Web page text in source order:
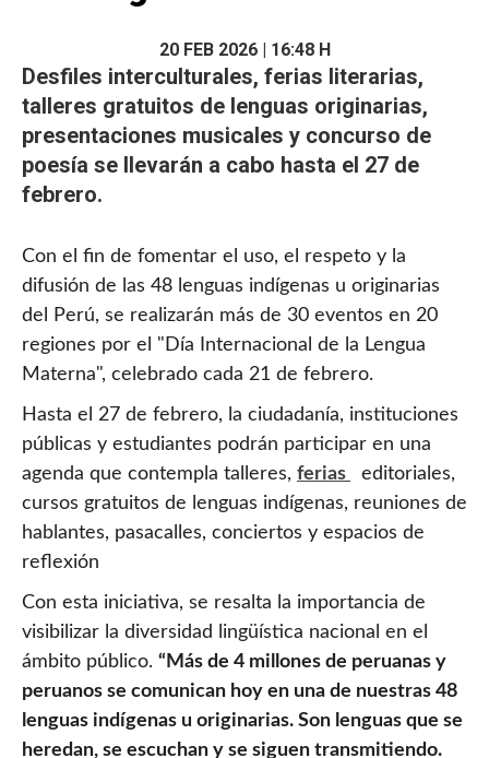
20 FEB 2026 | 16:48 H
Desfiles interculturales, ferias literarias,
talleres gratuitos de lenguas originarias,
presentaciones musicales y concurso de
poesía se llevarán a cabo hasta el 27 de
febrero.
Con el fin de fomentar el uso, el respeto y la
difusión de las 48 lenguas indígenas u originarias
del Perú, se realizarán más de 30 eventos en 20
regiones por el "Día Internacional de la Lengua
Materna", celebrado cada 21 de febrero.
Hasta el 27 de febrero, la ciudadanía, instituciones
públicas y estudiantes podrán participar en una
agenda que contempla talleres, ferias
editoriales,
cursos gratuitos de lenguas indígenas, reuniones de
hablantes, pasacalles, conciertos y espacios de
reflexión
Con esta iniciativa, se resalta la importancia de
visibilizar la diversidad lingüística nacional en el
ámbito público. “Más de 4 millones de peruanas y
peruanos se comunican hoy en una de nuestras 48
lenguas indígenas u originarias. Son lenguas que se
heredan, se escuchan y se siguen transmitiendo.